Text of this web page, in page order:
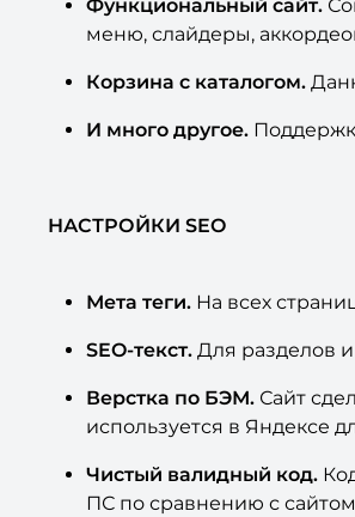
Функциональный сайт.
меню, слайдеры,
Корзина с каталогом.
И много другое.
НАСТРОЙКИ SEO
Мета теги. На всех
SEO-текст. Для разделов
Верстка по БЭМ. Сайт
используется в Яндексе
Чистый валидный код.
ПС по сравнению с